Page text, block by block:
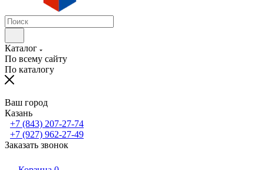
Каталог
По всему сайту
По каталогу
Ваш город
Казань
+7 (843) 207-27-74
+7 (927) 962-27-49
Заказать звонок